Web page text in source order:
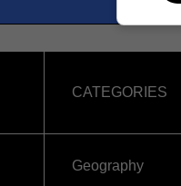
CATEGORIES
Geography